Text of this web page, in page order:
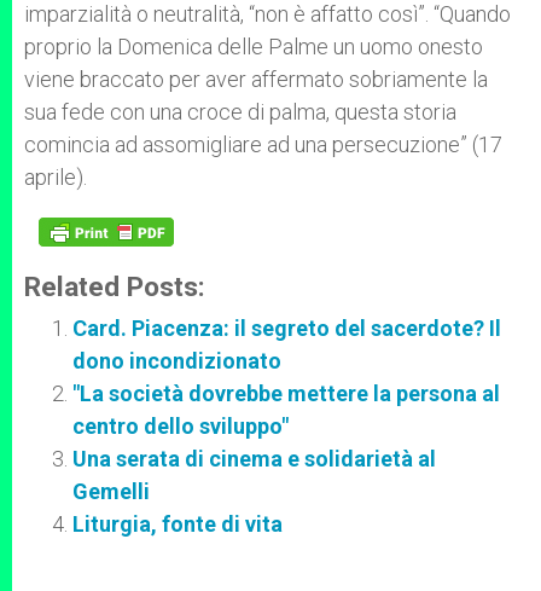
imparzialità o neutralità, “non è affatto così”. “Quando
proprio la Domenica delle Palme un uomo onesto
viene braccato per aver affermato sobriamente la
sua fede con una croce di palma, questa storia
comincia ad assomigliare ad una persecuzione” (17
aprile).
Related Posts:
Card. Piacenza: il segreto del sacerdote? Il
dono incondizionato
"La società dovrebbe mettere la persona al
centro dello sviluppo"
Una serata di cinema e solidarietà al
Gemelli
Liturgia, fonte di vita